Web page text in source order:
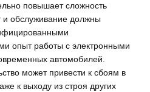
повышает сложность
обслуживание должны
опыт работы с электронными
автомобилей.
может привести к сбоям в
к выходу из строя других